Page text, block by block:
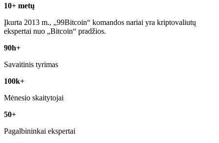
10+ metų
Įkurta 2013 m., „99Bitcoin“ komandos nariai yra kriptovaliutų
ekspertai nuo „Bitcoin“ pradžios.
90h+
Savaitinis tyrimas
100k+
Mėnesio skaitytojai
50+
Pagalbininkai ekspertai